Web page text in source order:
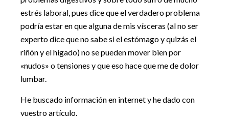
estrés laboral, pues dice que el verdadero problema
podría estar en que alguna de mis vísceras (al no ser
experto dice que no sabe si el estómago y quizás el
riñón y el higado) no se pueden mover bien por
«nudos» o tensiones y que eso hace que me de dolor
lumbar.
He buscado información en internet y he dado con
vuestro artículo.